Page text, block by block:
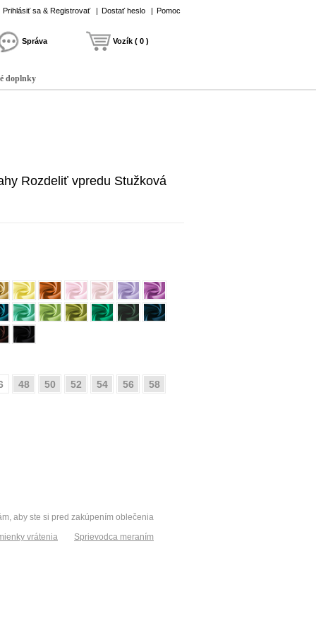
Prihlásiť sa & Registrovať | Dostať heslo | Pomoc
Správa Vozík ( 0 )
doplnky
Rozdeliť vpredu Stužková
48 50 52 54 56
58
aby ste si pred zakúpením oblečenia
vrátenia Sprievodca meraním